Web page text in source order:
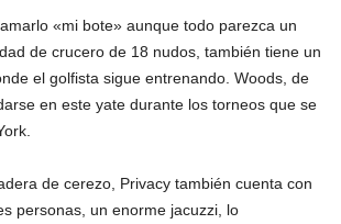
«mi bote» aunque todo parezca un
de crucero de 18 nudos, también tiene un
el golfista sigue entrenando. Woods, de
en este yate durante los torneos que se
de cerezo, Privacy también cuenta con
personas, un enorme jacuzzi, lo